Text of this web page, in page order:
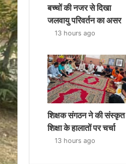
बच्चों की नजर से दिखा
जलवायु परिवर्तन का असर
13 hours ago
शिक्षक संगठन ने की संस्कृत
शिक्षा के हालातों पर चर्चा
13 hours ago